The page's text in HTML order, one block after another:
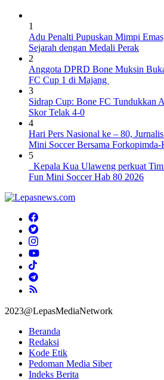
1
Adu Penalti Pupuskan Mimpi
Sejarah dengan Medali Perak
2
Anggota DPRD Bone Muksin
FC Cup 1 di Majang
3
Sidrap Cup: Bone FC Tundukkan
Skor Telak 4-0
4
Hari Pers Nasional ke – 80,
Mini Soccer Bersama
5
Kepala Kua Ulaweng perkuat
Fun Mini Soccer Hab 80 2026
2023@LepasMediaNetwork
Beranda
Redaksi
Kode Etik
Pedoman Media Siber
Indeks Berita